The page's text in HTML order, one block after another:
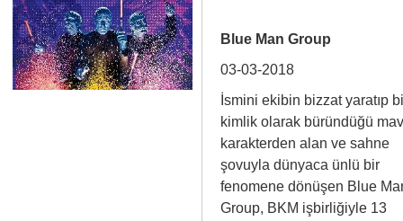
Blue Man Group
03-03-2018
İsmini ekibin bizzat yaratıp
kimlik olarak büründüğü
karakterden alan ve sahne
şovuyla dünyaca ünlü bir
fenomene dönüşen Blue
Group, BKM işbirliğiyle 13